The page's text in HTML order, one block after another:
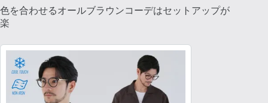
色を合わせるオールブラウンコーデはセットアップが
楽